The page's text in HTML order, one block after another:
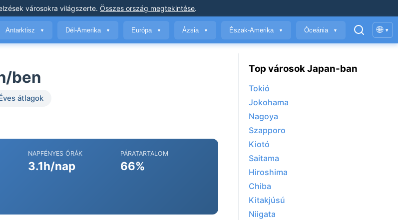
városokra világszerte. Összes ország megtekintése.
Antarktisz ▼ Dél-Amerika ▼ Európa ▼ Ázsia ▼ Észak-Amerika ▼ Óceánia ▼ 🌐 ▾
ben
átlagok
NAPFÉNYES ÓRÁK
3.1h/nap
PÁRATARTALOM
66%
Top városok Japan-ban
Tokió
Jokohama
Nagoya
Szapporo
Kiotó
Saitama
Hiroshima
Chiba
Kitakjúsú
Niigata